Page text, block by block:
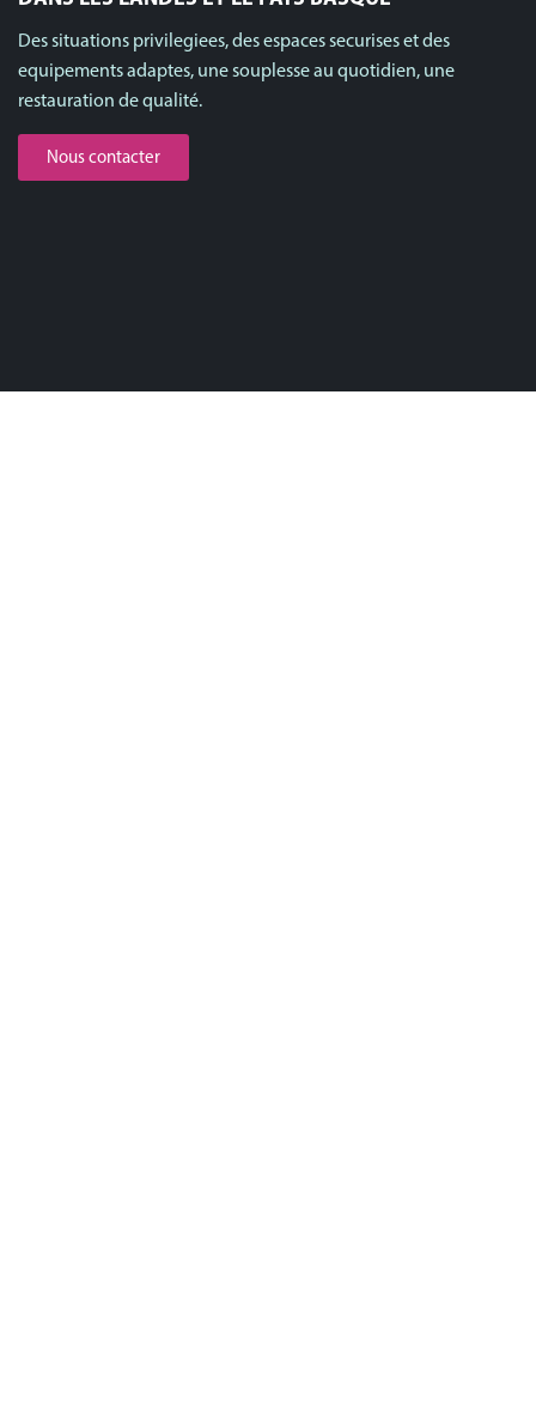
Des situations privilegiees, des espaces securises et des
equipements adaptes, une souplesse au quotidien, une
restauration de qualité.
Nous contacter